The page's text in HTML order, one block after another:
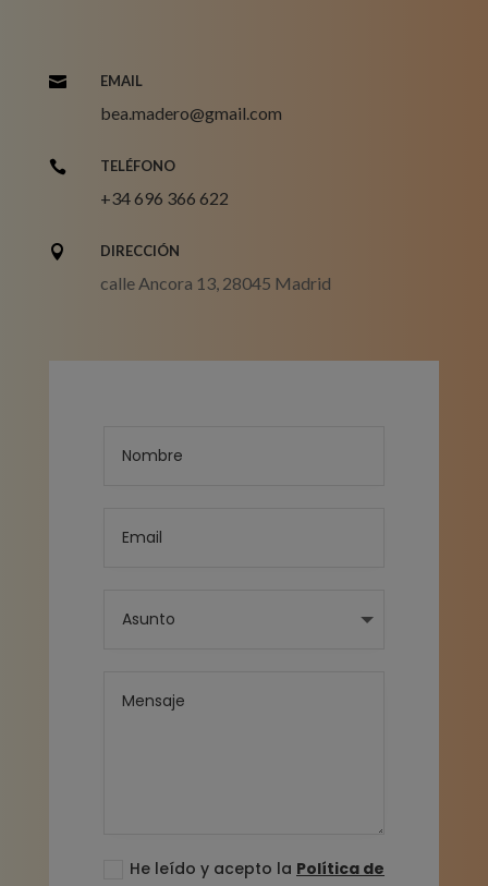
 EMAIL
bea.madero@gmail.com
 TELÉFONO
+34 696 366 622
 DIRECCIÓN
calle Ancora 13, 28045 Madrid
He leído y acepto la Política de